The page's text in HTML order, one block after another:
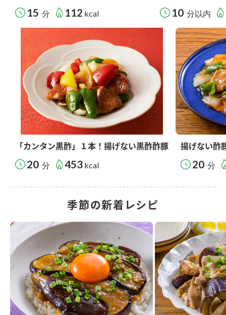
15 分 112 kcal 10 分以内
「カンタン黒酢」１本！揚げない黒酢酢豚
20 分 453 kcal
揚げない酢
20 分
季節の新着レシピ